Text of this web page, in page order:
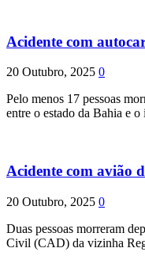
Acidente com
20 Outubro, 2025 0
Pelo menos 17 pessoas
entre o estado da Bahia e o
Acidente com avião
20 Outubro, 2025 0
Duas pessoas morreram
Civil (CAD) da vizinha